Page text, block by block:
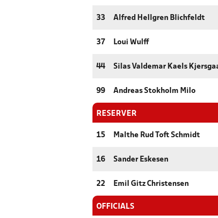
33 Alfred Hellgren Blichfeldt
37 Loui Wulff
44 Silas Valdemar Kaels
99 Andreas Stokholm Milo
RESERVER
15 Malthe Rud Toft Schmidt
16 Sander Eskesen
22 Emil Gitz Christensen
OFFICIALS